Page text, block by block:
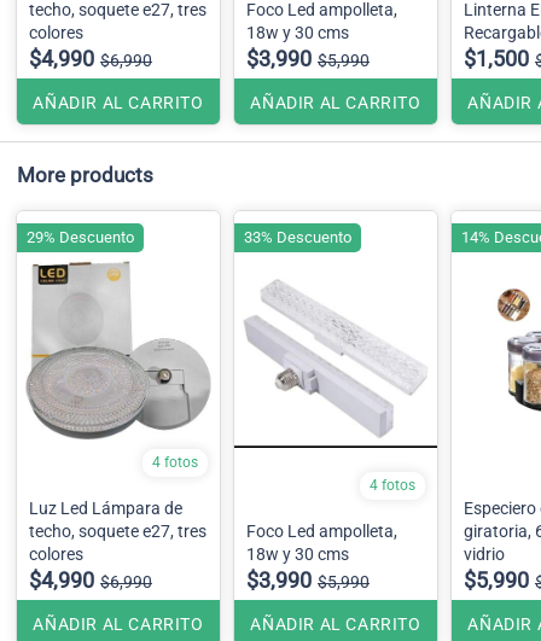
techo, soquete e27, tres
colores
$4,990 $6,990
AÑADIR AL CARRITO
Foco Led ampolleta,
18w y 30 cms
$3,990 $5,990
AÑADIR AL CARRITO
Linterna
$1,500
AÑADIR
More products
4 fotos
Luz Led Lámpara de
techo, soquete e27, tres
colores
$4,990 $6,990
AÑADIR AL CARRITO
29% Descuento
4 fotos
Foco Led ampolleta,
18w y 30 cms
$3,990 $5,990
AÑADIR AL CARRITO
33% Descuento
giratoria,
vidrio
$5,990
AÑADIR
14%